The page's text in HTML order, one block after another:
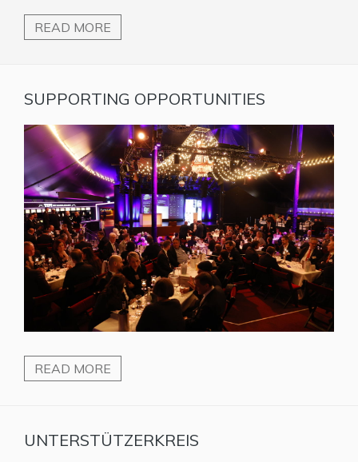
READ MORE
SUPPORTING OPPORTUNITIES
READ MORE
UNTERSTÜTZERKREIS